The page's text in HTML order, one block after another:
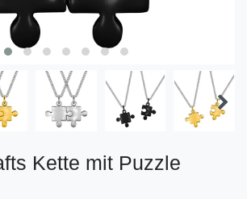
Kette mit Puzzle